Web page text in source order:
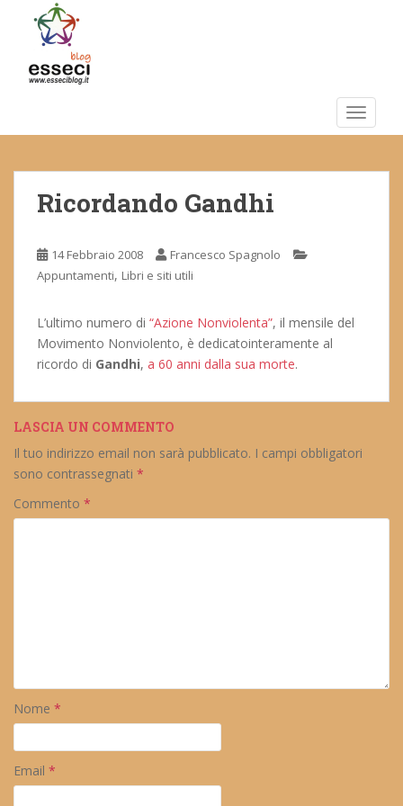
m
Ricordando Gandhi
14 Febbraio 2008
Francesco Spagnolo
Appuntamenti, Libri e siti utili
L’ultimo numero di “Azione Nonviolenta”, il mensile del
Movimento Nonviolento, è dedicatointeramente al
ricordo di Gandhi, a 60 anni dalla sua morte.
LASCIA UN COMMENTO
Il tuo indirizzo email non sarà pubblicato. I campi obbligatori
sono contrassegnati *
Commento *
Nome *
Email *